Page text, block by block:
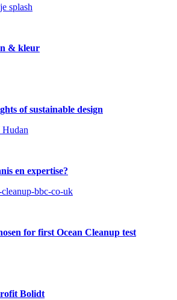
& kleur
of sustainable design
en expertise?
for first Ocean Cleanup test
Bolidt